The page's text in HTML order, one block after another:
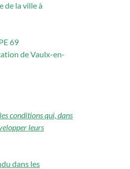
de la ville à
69
de Vaulx-en-
conditions qui, dans
leurs
dans les